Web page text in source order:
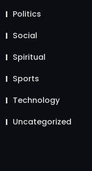
Politics
Social
Spiritual
Sports
Technology
Uncategorized